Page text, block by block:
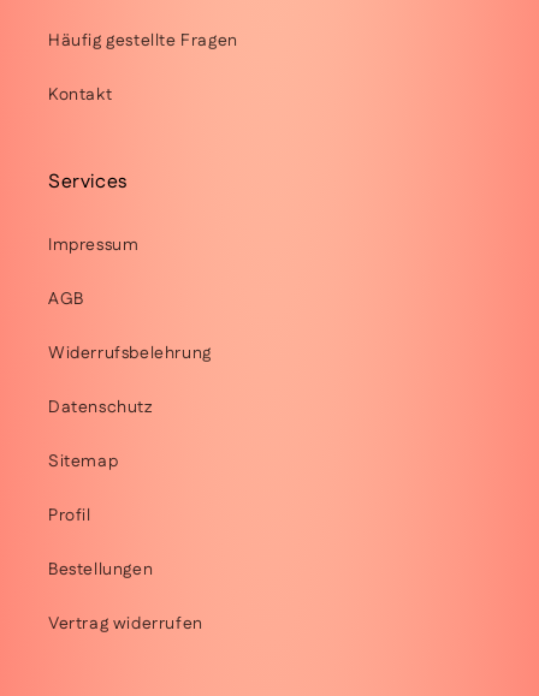
Häufig gestellte Fragen
Kontakt
Services
Impressum
AGB
Widerrufsbelehrung
Datenschutz
Sitemap
Profil
Bestellungen
Vertrag widerrufen